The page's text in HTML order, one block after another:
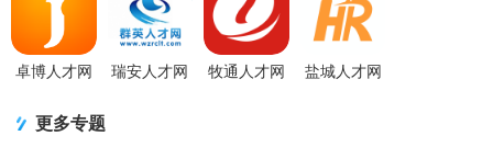
卓博人才网
v7.19.610 正
瑞安人才网
牧通人才网
盐城人才网
更多专题